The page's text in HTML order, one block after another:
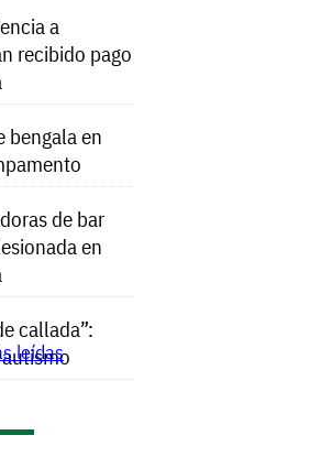
a
recibido pago
bengala en
de bar
en
callada”:
leídas